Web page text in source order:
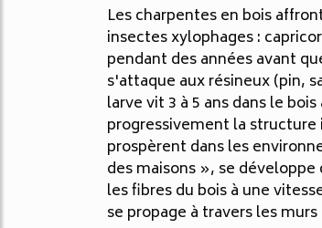
Les charpentes en bois
insectes xylophages :
pendant des années avant
s'attaque aux résineux (pin,
larve vit 3 à 5 ans dans le
progressivement la
prospèrent dans les
des maisons », se
les fibres du bois à une
se propage à travers les